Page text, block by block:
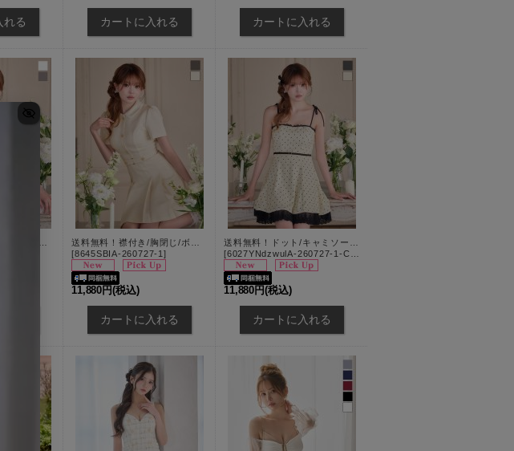
[8645SBIA-260727-1 ]
11,880円(税込)
[6027YNdzwulA-260727-1-CC
11,880円(税込)